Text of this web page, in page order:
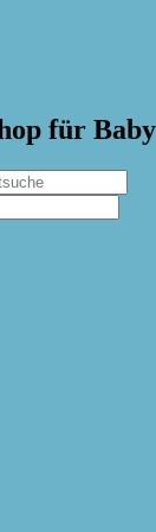
für